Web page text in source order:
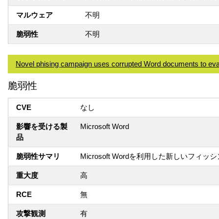
マルウェア 不明
脆弱性 不明
Novel phising campaign uses corrupted Word documents to
脆弱性
CVE なし
影響を受ける製
品
Microsoft Word
脆弱性サマリ Microsoft Wordを利用した新しいフィッ
重大度 高
RCE 無
攻撃観測 有